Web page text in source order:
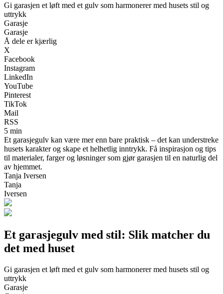
Gi garasjen et løft med et gulv som harmonerer med husets stil og
uttrykk
Garasje
Garasje
Å dele er kjærlig
X
Facebook
Instagram
LinkedIn
YouTube
Pinterest
TikTok
Mail
RSS
5 min
Et garasjegulv kan være mer enn bare praktisk – det kan understreke
husets karakter og skape et helhetlig inntrykk. Få inspirasjon og tips
til materialer, farger og løsninger som gjør garasjen til en naturlig del
av hjemmet.
Tanja Iversen
Tanja
Iversen
Et garasjegulv med stil: Slik matcher du
det med huset
Gi garasjen et løft med et gulv som harmonerer med husets stil og
uttrykk
Garasje